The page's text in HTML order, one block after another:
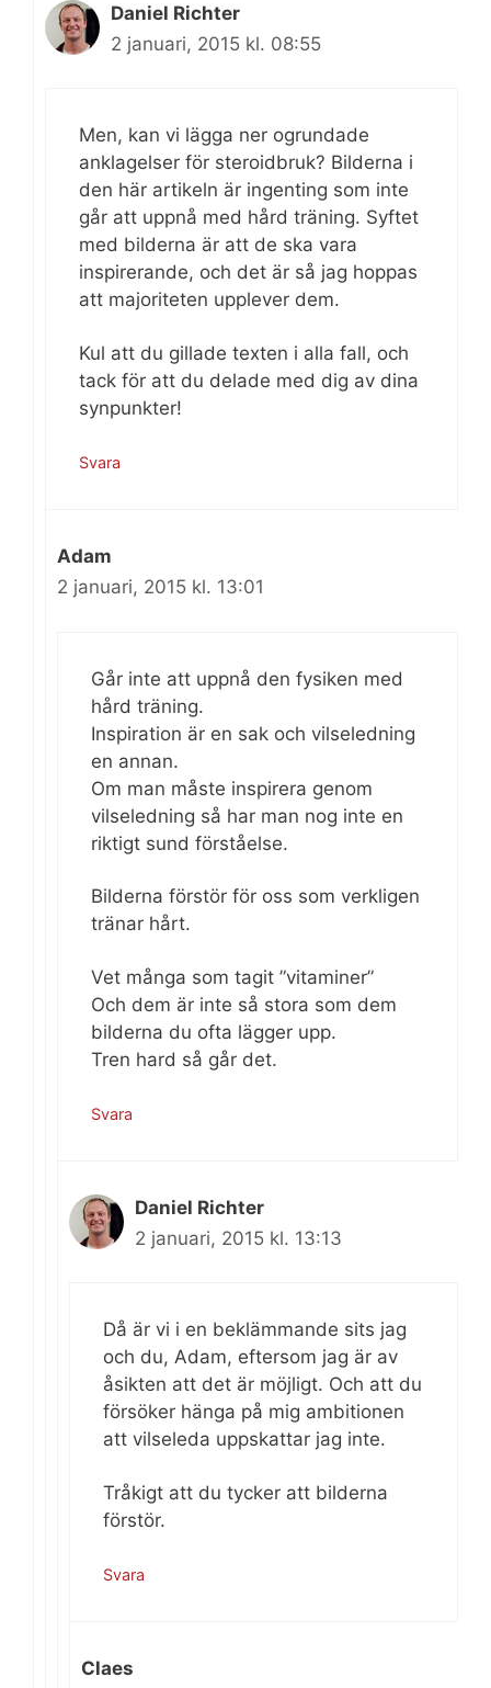
Daniel Richter
2 januari, 2015 kl. 08:55
Men, kan vi lägga ner ogrundade
anklagelser för steroidbruk? Bilderna i
den här artikeln är ingenting som inte
går att uppnå med hård träning. Syftet
med bilderna är att de ska vara
inspirerande, och det är så jag hoppas
att majoriteten upplever dem.
Kul att du gillade texten i alla fall, och
tack för att du delade med dig av dina
synpunkter!
Svara
Adam
2 januari, 2015 kl. 13:01
Går inte att uppnå den fysiken med
hård träning.
Inspiration är en sak och vilseledning
en annan.
Om man måste inspirera genom
vilseledning så har man nog inte en
riktigt sund förståelse.
Bilderna förstör för oss som verkligen
tränar hårt.
Vet många som tagit ”vitaminer”
Och dem är inte så stora som dem
bilderna du ofta lägger upp.
Tren hard så går det.
Svara
Daniel Richter
2 januari, 2015 kl. 13:13
Då är vi i en beklämmande sits jag
och du, Adam, eftersom jag är av
åsikten att det är möjligt. Och att du
försöker hänga på mig ambitionen
att vilseleda uppskattar jag inte.
Tråkigt att du tycker att bilderna
förstör.
Svara
Claes